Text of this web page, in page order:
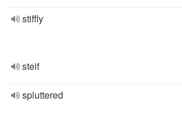
stiffly
steif
spluttered